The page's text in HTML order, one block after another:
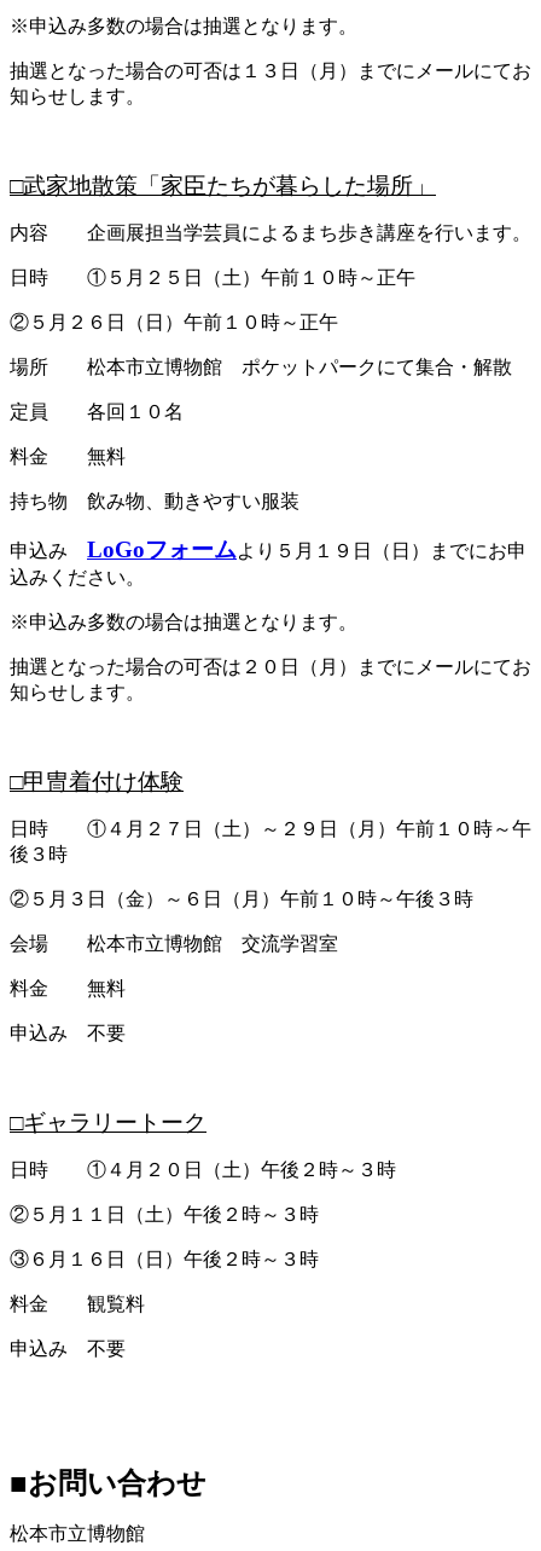
※申込み多数の場合は抽選となります。
抽選となった場合の可否は１３日（月）までにメールにてお
知らせします。
□武家地散策「家臣たちが暮らした場所」
内容 企画展担当学芸員によるまち歩き講座を行います。
日時 ①５月２５日（土）午前１０時～正午
②５月２６日（日）午前１０時～正午
場所 松本市立博物館 ポケットパークにて集合・解散
定員 各回１０名
料金 無料
持ち物 飲み物、動きやすい服装
申込み LoGoフォームより５月１９日（日）までにお申
込みください。
※申込み多数の場合は抽選となります。
抽選となった場合の可否は２０日（月）までにメールにてお
知らせします。
□甲冑着付け体験
日時 ①４月２７日（土）～２９日（月）午前１０時～午
後３時
②５月３日（金）～６日（月）午前１０時～午後３時
会場 松本市立博物館 交流学習室
料金 無料
申込み 不要
□ギャラリートーク
日時 ①４月２０日（土）午後２時～３時
②５月１１日（土）午後２時～３時
③６月１６日（日）午後２時～３時
料金 観覧料
申込み 不要
■お問い合わせ
松本市立博物館